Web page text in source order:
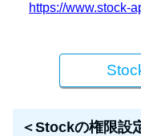
https://www.stock-
＜Stockの権限設